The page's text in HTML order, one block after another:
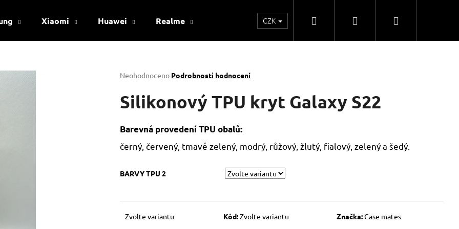
Xiaomi Huawei Realme Kontakty Obchodní spolupráce
CZK Hledat PřihlášeníNákupní
Průměrné
produktu
je
5
hvězdiček.
Neohodnoceno Podrobnosti hodnocení
Silikonový TPU kryt Galaxy S22
Barevná provedení TPU obalů:
černý, červený, tmavě zelený, modrý, růžový, žlutý, fialový, zelený a šedý.
BARVY TPU 2
Zvolte variantu Kód:Zvolte variantu Značka:Case mates
HLEDAT